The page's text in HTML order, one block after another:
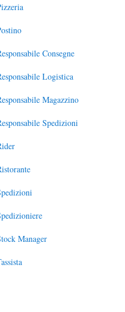
Consegne
Logistica
Magazzino
Spedizioni
Manager